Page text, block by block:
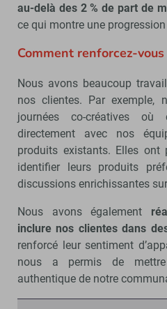
au-delà des 2 % de part de
ce qui montre une
Comment renforcez-
Nous avons beaucoup
nos clientes. Par exemple,
journées co-créatives
directement avec nos
produits existants. Elles ont
identifier leurs produits
discussions enrichissantes
Nous avons également
inclure nos clientes dans
renforcé leur sentiment
nous a permis de
authentique de notre